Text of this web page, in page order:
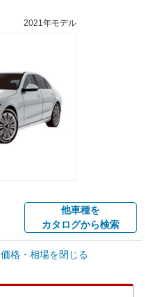
2021年モデル
他車種を
カタログから検索
車買取相場
価格・相場を閉じる